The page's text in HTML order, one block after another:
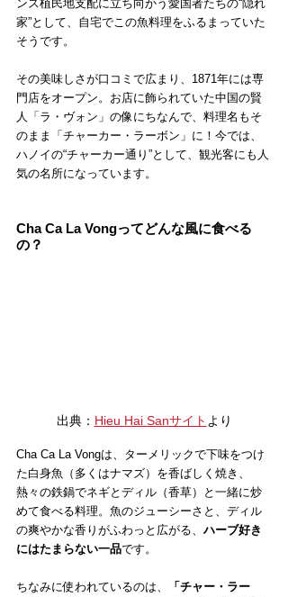
ンス植民地支配に立ち向かう愛国者たちの“隠れ
家”として、自宅でこの魚料理をふるまっていた
そうです。
その美味しさが口コミで広まり、1871年には専
門店をオープン。お店に飾られていた中国の賢
人「ラ・ヴォン」の像にちなんで、料理名もそ
のまま「チャーカー・ラーボン」に！今では、
ハノイの“チャーカー通り”として、観光客にも人
気の名所になっています。
Cha Ca La Vongってどんな風に食べる
の？
出典： Hieu Hai Sanサイト より
Cha Ca La Vongは、ターメリックで下味をつけ
た白身魚（多くはナマズ）を香ばしく焼き、
熱々の鉄鍋でネギとディル（香草）と一緒に炒
めて食べる料理。魚のジューシーさと、ディル
の爽やかな香りがふわっと広がる、 ハーブ好き
にはたまらない一品です。
ちなみに使われているのは、
「チャー・ラー